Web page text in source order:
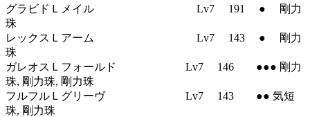
グラビドＬメイル Lv7 191 ● 剛力
珠
レックスＬアーム Lv7 143 ● 剛力
珠
ガレオスＬフォールド Lv7 146 ●●● 剛力
珠, 剛力珠, 剛力珠
フルフルＬグリーヴ Lv7 143 ●● 気短
珠, 剛力珠